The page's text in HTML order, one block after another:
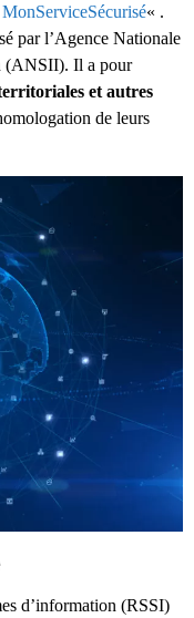
MonServiceSécurisé« .
par l’Agence Nationale
(ANSII). Il a pour
et autres
de leurs
d’information (RSSI)